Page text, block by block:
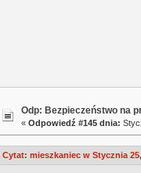
Odp: Bezpieczeństwo na
«Odpowiedź #145 dnia:
Cytat: mieszkaniec w Stycznia